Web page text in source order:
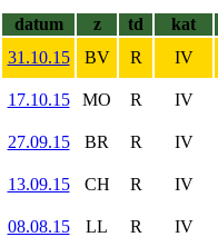
datum
z td kat
31.10.15
BV R IV
17.10.15 MO R IV
27.09.15 BR R IV
13.09.15 CH R IV
08.08.15 LL R IV